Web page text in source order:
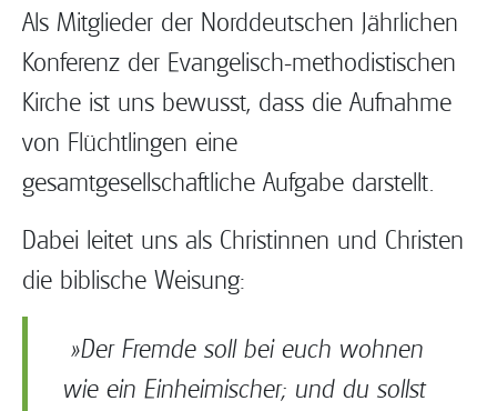
Als Mitglieder der Norddeutschen Jährlichen
Konferenz der Evangelisch-methodistischen
Kirche ist uns bewusst, dass die Aufnahme
von Flüchtlingen eine
gesamtgesellschaftliche Aufgabe darstellt.
Dabei leitet uns als Christinnen und Christen
die biblische Weisung:
»Der Fremde soll bei euch wohnen
wie ein Einheimischer; und du sollst